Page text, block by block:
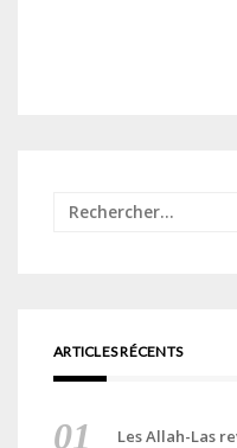
Rechercher :
ARTICLES RÉCENTS
Les Allah-Las